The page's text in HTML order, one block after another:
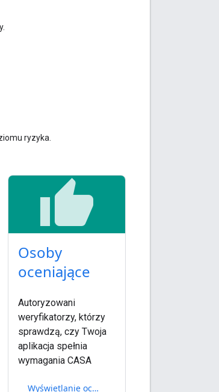
ryzyka.
thumb_up
Osoby
oceniające
Autoryzowani
weryfikatorzy, którzy
sprawdzą, czy Twoja
aplikacja spełnia
wymagania CASA
Wyświetlanie oceniających